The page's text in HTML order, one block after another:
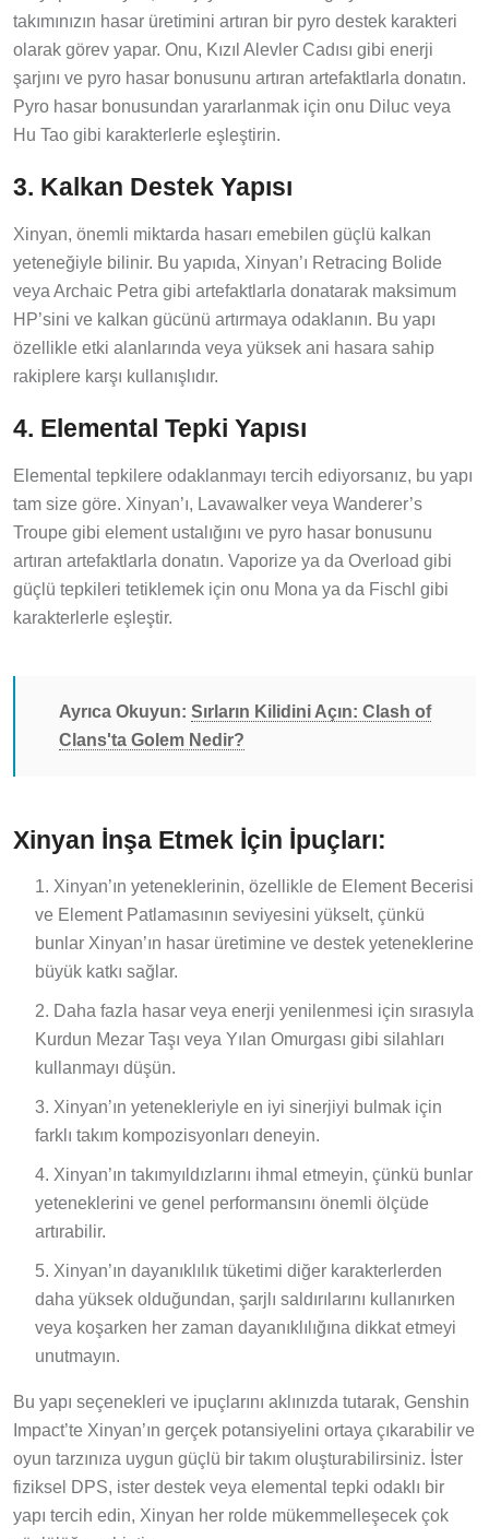
takımınızın hasar üretimini artıran bir pyro destek karakteri
olarak görev yapar. Onu, Kızıl Alevler Cadısı gibi enerji
şarjını ve pyro hasar bonusunu artıran artefaktlarla donatın.
Pyro hasar bonusundan yararlanmak için onu Diluc veya
Hu Tao gibi karakterlerle eşleştirin.
3. Kalkan Destek Yapısı
Xinyan, önemli miktarda hasarı emebilen güçlü kalkan
yeteneğiyle bilinir. Bu yapıda, Xinyan’ı Retracing Bolide
veya Archaic Petra gibi artefaktlarla donatarak maksimum
HP’sini ve kalkan gücünü artırmaya odaklanın. Bu yapı
özellikle etki alanlarında veya yüksek ani hasara sahip
rakiplere karşı kullanışlıdır.
4. Elemental Tepki Yapısı
Elemental tepkilere odaklanmayı tercih ediyorsanız, bu yapı
tam size göre. Xinyan’ı, Lavawalker veya Wanderer’s
Troupe gibi element ustalığını ve pyro hasar bonusunu
artıran artefaktlarla donatın. Vaporize ya da Overload gibi
güçlü tepkileri tetiklemek için onu Mona ya da Fischl gibi
karakterlerle eşleştir.
Ayrıca Okuyun: Sırların Kilidini Açın: Clash of
Clans'ta Golem Nedir?
Xinyan İnşa Etmek İçin İpuçları:
Xinyan’ın yeteneklerinin, özellikle de Element Becerisi
ve Element Patlamasının seviyesini yükselt, çünkü
bunlar Xinyan’ın hasar üretimine ve destek yeteneklerine
büyük katkı sağlar.
Daha fazla hasar veya enerji yenilenmesi için sırasıyla
Kurdun Mezar Taşı veya Yılan Omurgası gibi silahları
kullanmayı düşün.
Xinyan’ın yetenekleriyle en iyi sinerjiyi bulmak için
farklı takım kompozisyonları deneyin.
Xinyan’ın takımyıldızlarını ihmal etmeyin, çünkü bunlar
yeteneklerini ve genel performansını önemli ölçüde
artırabilir.
Xinyan’ın dayanıklılık tüketimi diğer karakterlerden
daha yüksek olduğundan, şarjlı saldırılarını kullanırken
veya koşarken her zaman dayanıklılığına dikkat etmeyi
unutmayın.
Bu yapı seçenekleri ve ipuçlarını aklınızda tutarak, Genshin
Impact’te Xinyan’ın gerçek potansiyelini ortaya çıkarabilir ve
oyun tarzınıza uygun güçlü bir takım oluşturabilirsiniz. İster
fiziksel DPS, ister destek veya elemental tepki odaklı bir
yapı tercih edin, Xinyan her rolde mükemmelleşecek çok